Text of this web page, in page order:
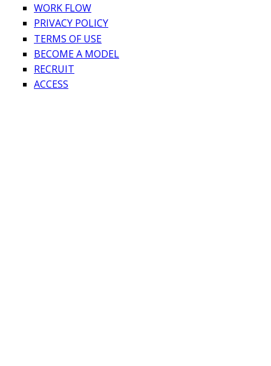
WORK FLOW
PRIVACY POLICY
TERMS OF USE
BECOME A MODEL
RECRUIT
ACCESS